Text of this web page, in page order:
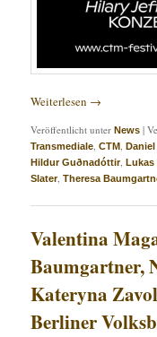
Weiterlesen →
Veröffentlicht unter News |
Transmediale,CTM,
Hildur Guðnadóttir,Lukas
Slater,Theresa
Valentina
Baumgartner,
Kateryna
Berliner